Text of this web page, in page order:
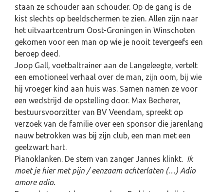
staan ze schouder aan schouder. Op de gang is de
kist slechts op beeldschermen te zien. Allen zijn naar
het uitvaartcentrum Oost-Groningen in Winschoten
gekomen voor een man op wie je nooit tevergeefs een
beroep deed.
Joop Gall, voetbaltrainer aan de Langeleegte, vertelt
een emotioneel verhaal over de man, zijn oom, bij wie
hij vroeger kind aan huis was. Samen namen ze voor
een wedstrijd de opstelling door. Max Becherer,
bestuursvoorzitter van BV Veendam, spreekt op
verzoek van de familie over een sponsor die jarenlang
nauw betrokken was bij zijn club, een man met een
geelzwart hart.
Pianoklanken. De stem van zanger Jannes klinkt. Ik
moet je hier met pijn / eenzaam achterlaten (…) Adio
amore adio.